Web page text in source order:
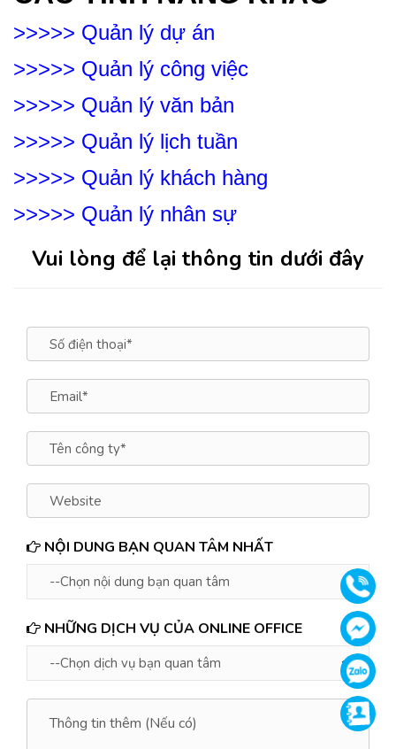
>>>>> Quản lý dự án
>>>>> Quản lý công việc
>>>>> Quản lý văn bản
>>>>> Quản lý lịch tuần
>>>>> Quản lý khách hàng
>>>>> Quản lý nhân sự
Vui lòng để lại thông tin dưới đây
NỘI DUNG BẠN QUAN TÂM NHẤT
NHỮNG DỊCH VỤ CỦA ONLINE OFFICE
Gọi